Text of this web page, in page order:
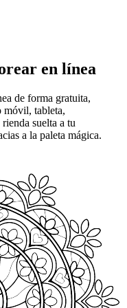
en línea
de forma gratuita,
móvil, tableta,
suelta a tu
a la paleta mágica.